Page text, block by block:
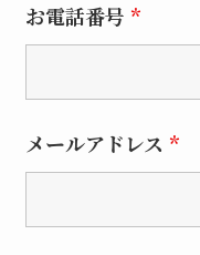
お電話番号 *
メールアドレス *